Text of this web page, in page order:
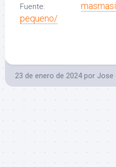
Fuente:
pequeno/
23 de enero de 2024 por Jose